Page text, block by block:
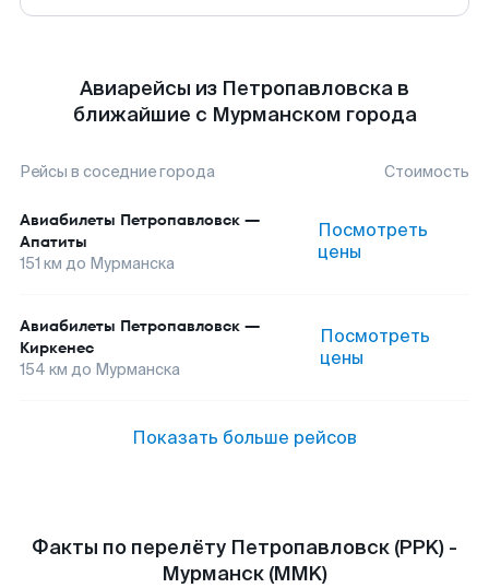
Авиарейсы из Петропавловска в
ближайшие с Мурманском города
Рейсы в соседние города Стоимость
Авиабилеты Петропавловск —
Апатиты
151 км до Мурманска
Посмотреть
цены
Авиабилеты Петропавловск —
Киркенес
154 км до Мурманска
Посмотреть
цены
Показать больше рейсов
Факты по перелёту Петропавловск (PPK) -
Мурманск (MMK)